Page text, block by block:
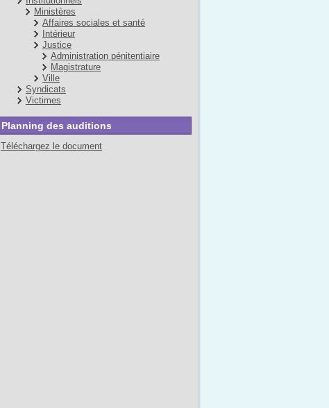
Ministères
Affaires sociales et santé
Intérieur
Justice
Administration pénitentiaire
Magistrature
Ville
Syndicats
Victimes
Planning des auditions
Téléchargez le document